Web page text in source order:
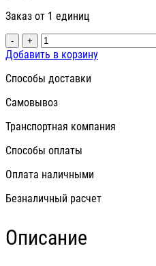
Заказ от 1 единиц
- +
Добавить в корзину
Способы доставки
Самовывоз
Транспортная компания
Способы оплаты
Оплата наличными
Безналичный расчет
Описание